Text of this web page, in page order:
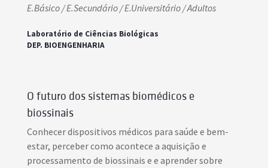
E.Básico / E.Secundário / E.Universitário / Adultos
Laboratório de Ciências Biológicas
DEP. BIOENGENHARIA
O futuro dos sistemas biomédicos e
biossinais
Conhecer dispositivos médicos para saúde e bem-
estar, perceber como acontece a aquisição e
processamento de biossinais e e aprender sobre